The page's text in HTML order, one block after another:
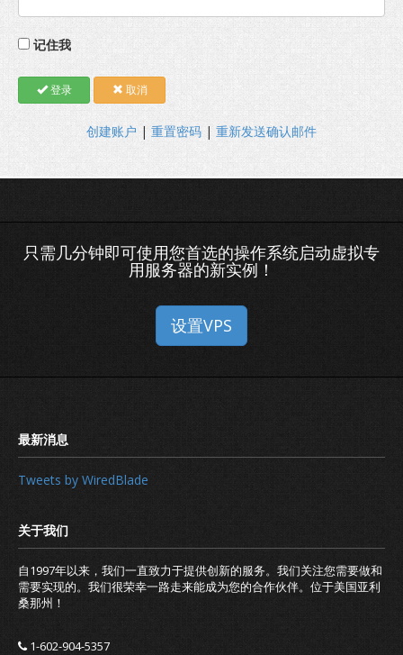
记住我
登录 取消
创建账户 | 重置密码 | 重新发送确认邮件
只需几分钟即可使用您首选的操作系统启动虚拟专
用服务器的新实例！
设置VPS
Tweets by WiredBlade
自1997年以来，我们一直致力于提供创新的服务。我们关注您需要做和
需要实现的。我们很荣幸一路走来能成为您的合作伙伴。位于美国亚利
桑那州！
1-602-904-5357